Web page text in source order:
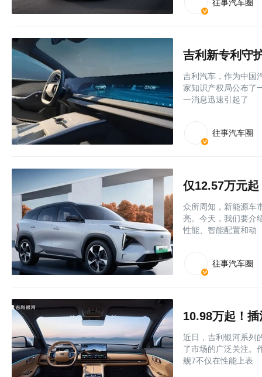
往事汽车圈
吉利新专利守
吉利汽车，作为中国
家知识产权局公布了
一消息迅速引起了
往事汽车圈
仅12.57万元
众所周知，新能源车
亮。今天，我们要介
性能、智能配置和动
往事汽车圈
近日，吉利银河系列
了市场的广泛关注。
舰7不仅在性能上表